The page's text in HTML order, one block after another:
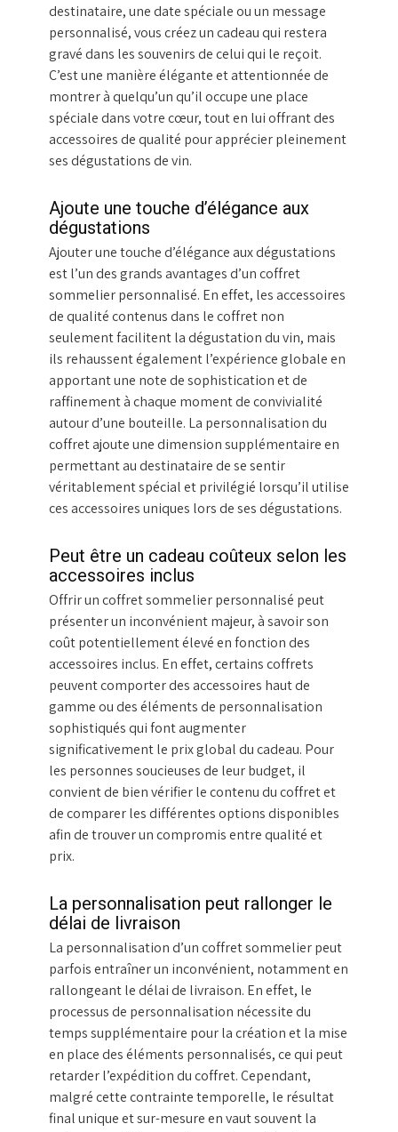
destinataire, une date spéciale ou un message
personnalisé, vous créez un cadeau qui restera
gravé dans les souvenirs de celui qui le reçoit.
C’est une manière élégante et attentionnée de
montrer à quelqu’un qu’il occupe une place
spéciale dans votre cœur, tout en lui offrant des
accessoires de qualité pour apprécier pleinement
ses dégustations de vin.
Ajoute une touche d’élégance aux
dégustations
Ajouter une touche d’élégance aux dégustations
est l’un des grands avantages d’un coffret
sommelier personnalisé. En effet, les accessoires
de qualité contenus dans le coffret non
seulement facilitent la dégustation du vin, mais
ils rehaussent également l’expérience globale en
apportant une note de sophistication et de
raffinement à chaque moment de convivialité
autour d’une bouteille. La personnalisation du
coffret ajoute une dimension supplémentaire en
permettant au destinataire de se sentir
véritablement spécial et privilégié lorsqu’il utilise
ces accessoires uniques lors de ses dégustations.
Peut être un cadeau coûteux selon les
accessoires inclus
Offrir un coffret sommelier personnalisé peut
présenter un inconvénient majeur, à savoir son
coût potentiellement élevé en fonction des
accessoires inclus. En effet, certains coffrets
peuvent comporter des accessoires haut de
gamme ou des éléments de personnalisation
sophistiqués qui font augmenter
significativement le prix global du cadeau. Pour
les personnes soucieuses de leur budget, il
convient de bien vérifier le contenu du coffret et
de comparer les différentes options disponibles
afin de trouver un compromis entre qualité et
prix.
La personnalisation peut rallonger le
délai de livraison
La personnalisation d’un coffret sommelier peut
parfois entraîner un inconvénient, notamment en
rallongeant le délai de livraison. En effet, le
processus de personnalisation nécessite du
temps supplémentaire pour la création et la mise
en place des éléments personnalisés, ce qui peut
retarder l’expédition du coffret. Cependant,
malgré cette contrainte temporelle, le résultat
final unique et sur-mesure en vaut souvent la